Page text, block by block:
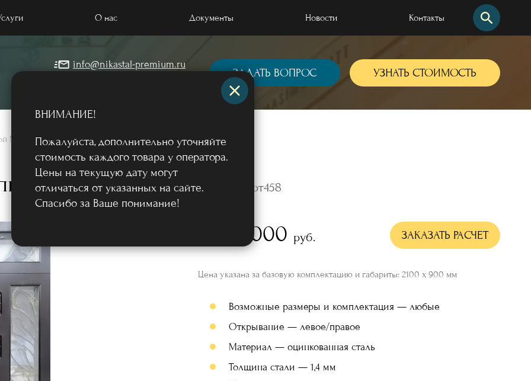
МДФ
дерева
дом и коттедж
в офис
Фото наших работ
О нас Документы Новости Контакты
info@nikastal-premium.ru
ЗАДАТЬ ВОПРОС УЗНАТЬ СТОИМОСТЬ
МДФ /
«термо» со стеклом Арт458
130 000 руб. ЗАКАЗАТЬ РАСЧЕТ
Цена указана за базовую комплектацию и габариты: 2100 х 900 мм
Возможные размеры и комплектация — любые
Открывание — левое/правое
Материал — оцинкованная сталь
Толщина стали — 1,4 мм
ВНИМАНИЕ!
Пожалуйста, дополнительно уточняйте
стоимость каждого товара у оператора.
Цены на текущую дату могут
отличаться от указанных на сайте.
Спасибо за Ваше понимание!